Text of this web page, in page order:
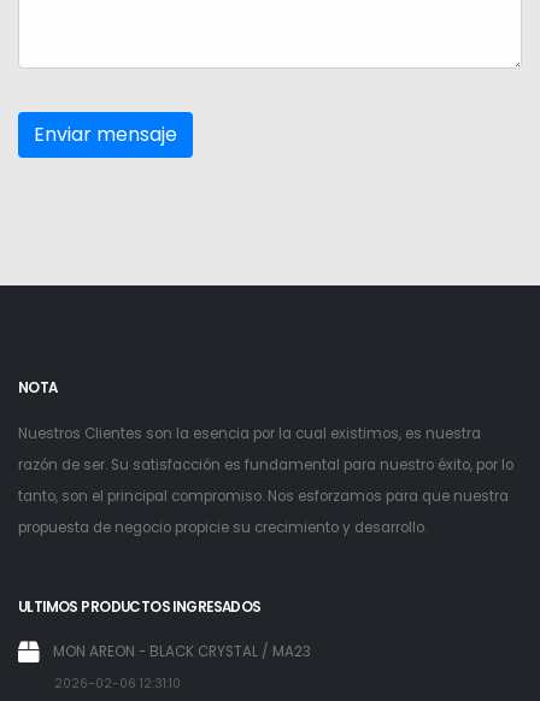
NOTA
Nuestros Clientes son la esencia por la cual existimos, es nuestra
razón de ser. Su satisfacción es fundamental para nuestro éxito, por lo
tanto, son el principal compromiso. Nos esforzamos para que nuestra
propuesta de negocio propicie su crecimiento y desarrollo.
ULTIMOS PRODUCTOS INGRESADOS
MON AREON - BLACK CRYSTAL / MA23
2026-02-06 12:31:10